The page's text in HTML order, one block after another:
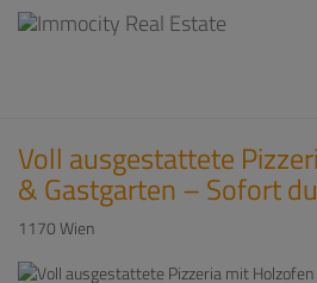
Voll ausgestattete
& Gastgarten – Sofort
1170 Wien